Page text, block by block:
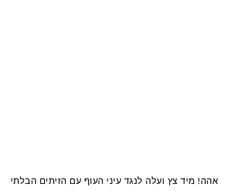
אהה! מיד צץ ועלה לנגד עיני העוף עם הזיתים הבלתי